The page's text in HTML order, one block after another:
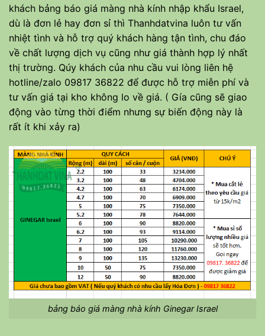
khách bảng báo giá màng nhà kính nhập khẩu Israel,
dù là đơn lẻ hay đơn sỉ thì Thanhdatvina luôn tư vấn
nhiệt tình và hỗ trợ quý khách hàng tận tình, chu đáo
về chất lượng dịch vụ cũng như giá thành hợp lý nhất
thị trường. Qúy khách của nhu cầu vui lòng liên hệ
hotline/zalo 09817 36822 để được hỗ trợ miễn phí và
tư vấn giá tại kho không lo về giá. ( Gía cũng sẽ giao
động vào từng thời điểm nhưng sự biến động này là
rất ít khi xảy ra)
bảng báo giá màng nhà kính Ginegar Israel